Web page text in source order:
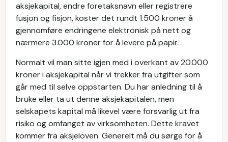
aksjekapital, endre foretaksnavn eller registrere
fusjon og fisjon, koster det rundt 1.500 kroner å
gjennomføre endringene elektronisk på nett og
nærmere 3.000 kroner for å levere på papir.
Normalt vil man sitte igjen med i overkant av 20.000
kroner i aksjekapital når vi trekker fra utgifter som
går med til selve oppstarten. Du har anledning til å
bruke eller ta ut denne aksjekapitalen, men
selskapets kapital må likevel være forsvarlig ut fra
risiko og omfanget av virksomheten. Dette kravet
kommer fra aksjeloven. Generelt må du sørge for å